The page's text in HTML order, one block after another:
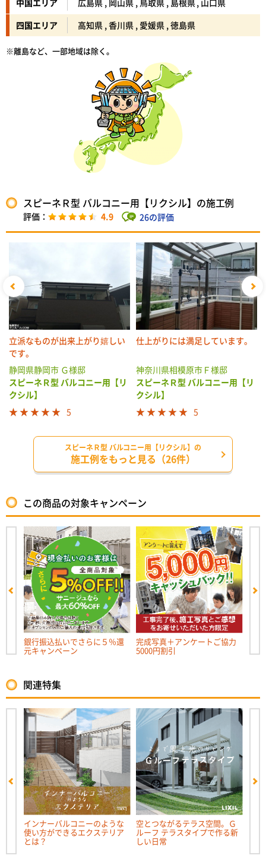
四国エリア
高知県 , 香川県 , 愛媛県 , 徳島県
※離島など、一部地域は除く。
スピーネＲ型 バルコニー用【リクシル】の施工例
4.9 26の評価
立派なものが出来上がり嬉しい
です。
静岡県静岡市 Ｇ様邸
スピーネＲ型 バルコニー用【リ
クシル】
5
仕上がりには満足しています。
神奈川県相模原市Ｆ様邸
スピーネＲ型 バルコニー用【リ
クシル】
5
スピーネＲ型 バルコニー用【リクシル】の
施工例をもっと見る（26件）
この商品の対象キャンペーン
銀行振込払いでさらに５％還
元キャンペーン
完成写真＋アンケートご協力
5000円割引
関連特集
インナーバルコニーのような
使い方ができるエクステリア
とは？
空とつながるテラス空間。Ｇ
ルーフ テラスタイプで作る新
しい日常